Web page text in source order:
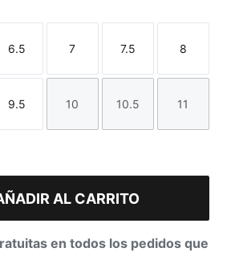
Talla
6.5
Talla
7
Talla
7.5
Talla
8
Talla
9.5
Talla
10
Talla
10.5
Talla
11
deseosAL CARRITO
en todos los pedidos que